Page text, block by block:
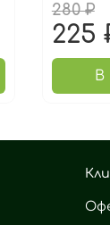
280 ₽
225
В